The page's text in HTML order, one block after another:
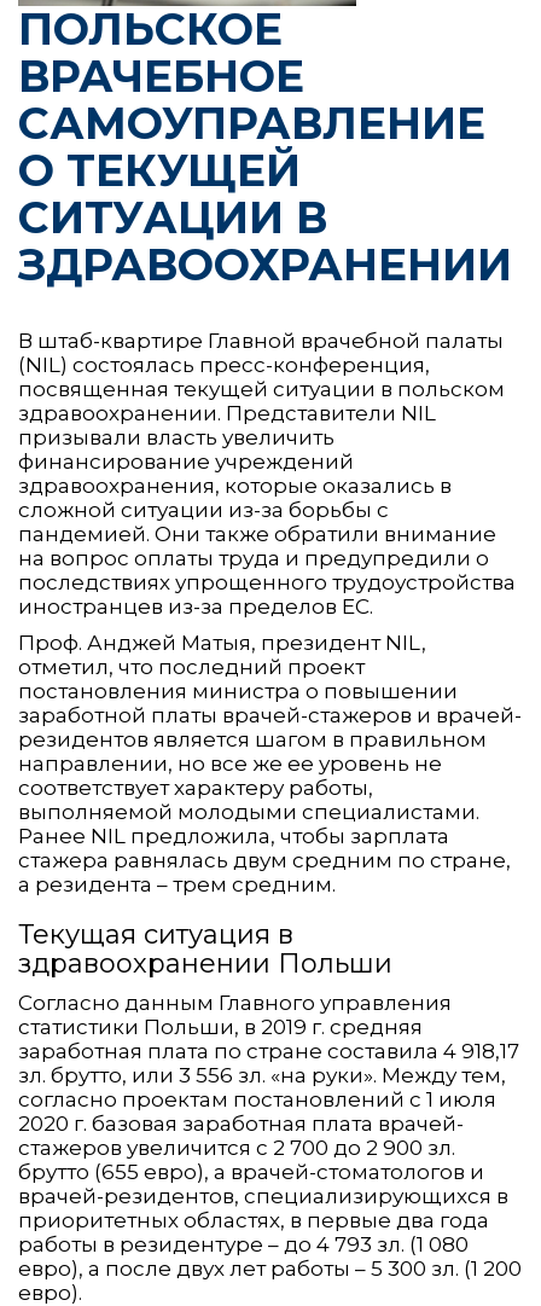
ПОЛЬСКОЕ
ВРАЧЕБНОЕ
САМОУПРАВЛЕНИЕ
О ТЕКУЩЕЙ
СИТУАЦИИ В
ЗДРАВООХРАНЕНИИ
В штаб-квартире Главной врачебной палаты
(NIL) состоялась пресс-конференция,
посвященная текущей ситуации в польском
здравоохранении. Представители NIL
призывали власть увеличить
финансирование учреждений
здравоохранения, которые оказались в
сложной ситуации из-за борьбы с
пандемией. Они также обратили внимание
на вопрос оплаты труда и предупредили о
последствиях упрощенного трудоустройства
иностранцев из-за пределов ЕС.
Проф. Анджей Матыя, президент NIL,
отметил, что последний проект
постановления министра о повышении
заработной платы врачей-стажеров и врачей-
резидентов является шагом в правильном
направлении, но все же ее уровень не
соответствует характеру работы,
выполняемой молодыми специалистами.
Ранее NIL предложила, чтобы зарплата
стажера равнялась двум средним по стране,
а резидента – трем средним.
Текущая ситуация в
здравоохранении Польши
Согласно данным Главного управления
статистики Польши, в 2019 г. средняя
заработная плата по стране составила 4 918,17
зл. брутто, или 3 556 зл. «на руки». Между тем,
согласно проектам постановлений с 1 июля
2020 г. базовая заработная плата врачей-
стажеров увеличится с 2 700 до 2 900 зл.
брутто (655 евро), а врачей-стоматологов и
врачей-резидентов, специализирующихся в
приоритетных областях, в первые два года
работы в резидентуре – до 4 793 зл. (1 080
евро), а после двух лет работы – 5 300 зл. (1 200
евро).